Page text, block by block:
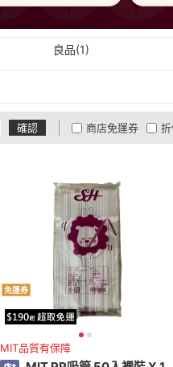
良品(1)
確認
商品有
商店免運券
0利率
2
及以上
免運券
MIT品質有保障